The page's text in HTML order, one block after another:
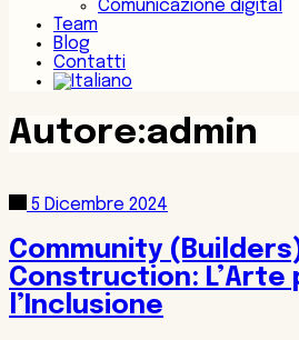
Comunicazione digital
Team
Blog
Contatti
Autore:admin
5 Dicembre 2024
Community
Construction: L’Arte
l’Inclusione